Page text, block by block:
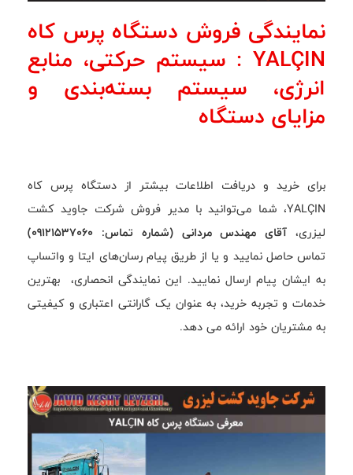
نمایندگی فروش دستگاه پرس کاه
YALÇIN : سیستم حرکتی، منابع
انرژی، سیستم بسته‌بندی و
مزایای دستگاه
برای خرید و دریافت اطلاعات بیشتر از دستگاه پرس کاه
YALÇIN، شما می‌توانید با مدیر فروش شرکت جاوید کشت
لیزری، آقای مهندس مردانی (شماره تماس: 09121537060)
تماس حاصل نمایید و یا از طریق پیام رسان‌های ایتا و واتساپ
به ایشان پیام ارسال نمایید. این نمایندگی انحصاری، بهترین
خدمات و تجربه خرید، به عنوان یک گارانتی اعتباری و کیفیتی
به مشتریان خود ارائه می دهد.